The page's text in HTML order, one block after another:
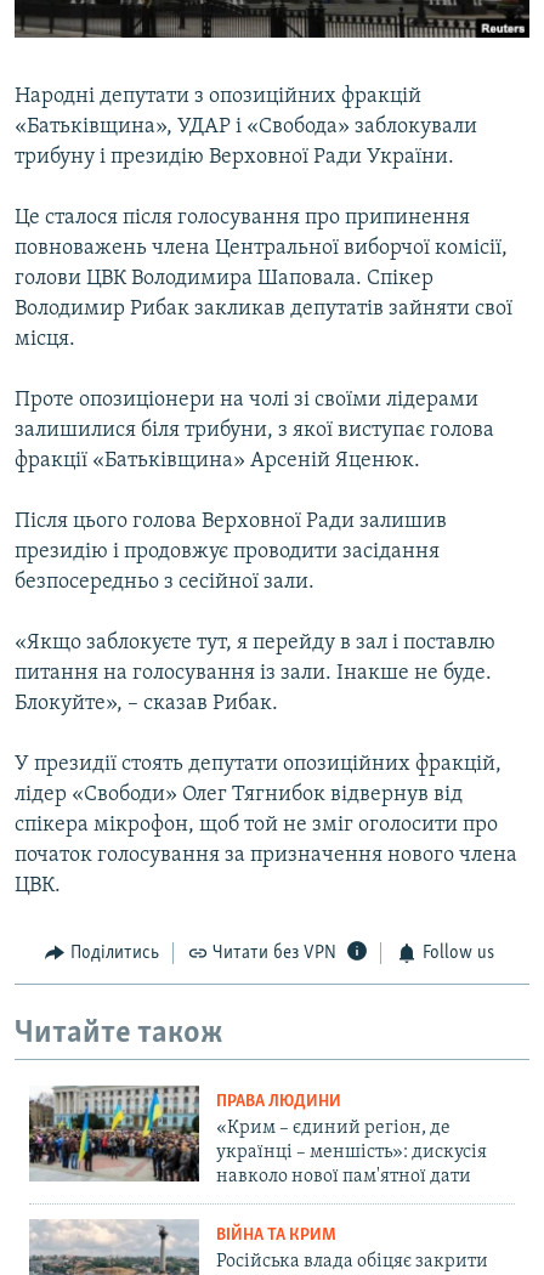
ВІДЕОУРОКИ «ELIFBE»
УКРАЇНСЬКА ПРОБЛЕМА КРИМУ
ІНФОГРАФІКА
Русский
Qırımtatar
ДОЛУЧАЙСЯ!
Усі сайти RFE/RL
Народні депутати з опозиційних фракцій
«Батьківщина», УДАР і «Свобода» заблокували
трибуну і президію Верховної Ради України.
Це сталося після голосування про припинення
повноважень члена Центральної виборчої комісії,
голови ЦВК Володимира Шаповала. Спікер
Володимир Рибак закликав депутатів зайняти свої
місця.
Проте опозиціонери на чолі зі своїми лідерами
залишилися біля трибуни, з якої виступає голова
фракції «Батьківщина» Арсеній Яценюк.
Після цього голова Верховної Ради залишив
президію і продовжує проводити засідання
безпосередньо з сесійної зали.
«Якщо заблокуєте тут, я перейду в зал і поставлю
питання на голосування із зали. Інакше не буде.
Блокуйте», – сказав Рибак.
У президії стоять депутати опозиційних фракцій,
лідер «Свободи» Олег Тягнибок відвернув від
спікера мікрофон, щоб той не зміг оголосити про
початок голосування за призначення нового члена
ЦВК.
Поділитись Читати без VPN Follow us
Читайте також
ПРАВА ЛЮДИНИ
«Крим – єдиний регіон, де
українці – меншість»: дискусія
навколо нової пам'ятної дати
ВІЙНА ТА КРИМ
Російська влада обіцяє закрити